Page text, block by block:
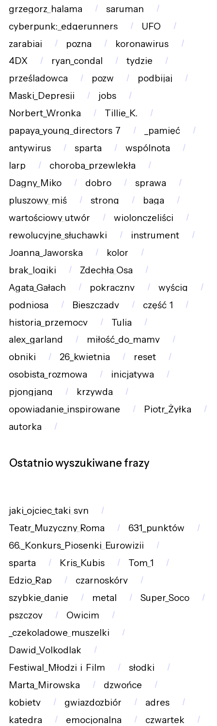
grzegorz_halama
saruman
cyberpunk:_edgerunners
UFO
zarabiaj
pozna
koronawirus
4DX
ryan_condal
tydzie
prześladowca
pozw
podbijaj
Maski_Depresji
jobs
Norbert_Wronka
Tillie_K.
papaya_young_directors_7
_pamięć
antywirus
sparta
wspólnota
larp
choroba_przewlekła
Dagny_Miko
dobro
sprawa
pluszowy_miś
strong
baga
wartościowy_utwór
wiolonczeliści
rewolucyjne_słuchawki
instrument
Joanna_Jaworska
kolor
brak_logiki
Zdechła_Osa
Agata_Gałach
pokraczny
wyścig
podniosa
Bieszczady
część_1
historia_przemocy
Tulia
alex_garland
miłość_do_mamy
obniki
26_kwietnia
reset
osobista_rozmowa
inicjatywa
pjongjang
krzywda
opowiadanie_inspirowane
Piotr_Żyłka
autorka
Ostatnio wyszukiwane frazy
jaki_ojciec_taki_syn
Teatr_Muzyczny_Roma
631_punktów
66._Konkurs_Piosenki_Eurowizji
sparta
Kris_Kubis
Tom_1
Edzio_Rap
czarnoskóry
szybkie_danie
metal
Super_Soco
pszczoy
Owicim
_czekoladowe_muszelki
Dawid_Volkodlak
Festiwal_Młodzi_i_Film
słodki
Marta_Mirowska
dzwońce
kobiety
gwiazdozbiór
adres
katedra
emocjonalna
czwartek